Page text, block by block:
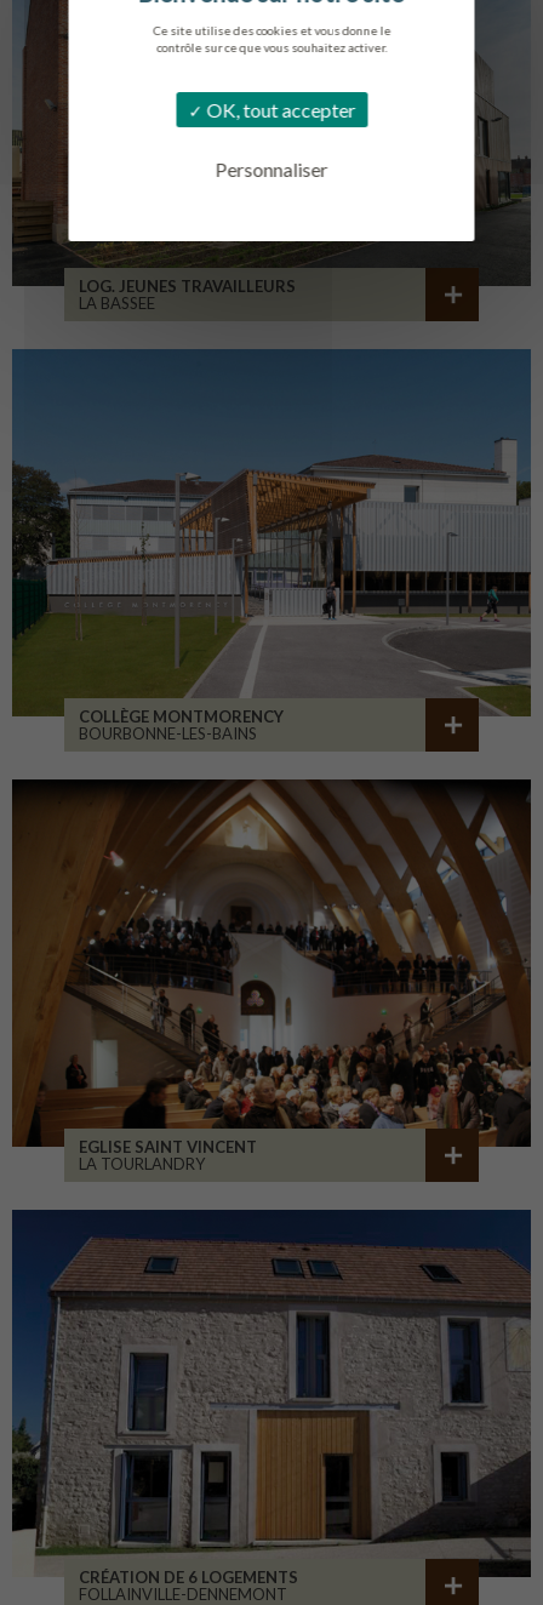
Ce site utilise des cookies et vous donne le
contrôle sur ce que vous souhaitez activer.
OK, tout accepter
Personnaliser
LOG. JEUNES TRAVAILLEURS
LA BASSEE
COLLÈGE MONTMORENCY
BOURBONNE-LES-BAINS
EGLISE SAINT VINCENT
LA TOURLANDRY
CRÉATION DE 6 LOGEMENTS
FOLLAINVILLE-DENNEMONT